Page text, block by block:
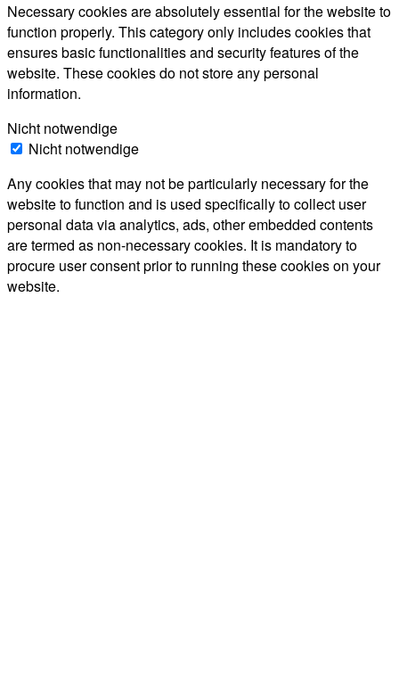
Necessary cookies are absolutely essential for the website to
function properly. This category only includes cookies that
ensures basic functionalities and security features of the
website. These cookies do not store any personal
information.
Nicht notwendige
Nicht notwendige
Any cookies that may not be particularly necessary for the
website to function and is used specifically to collect user
personal data via analytics, ads, other embedded contents
are termed as non-necessary cookies. It is mandatory to
procure user consent prior to running these cookies on your
website.